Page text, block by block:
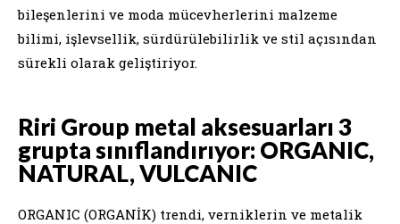
bileşenlerini ve moda mücevherlerini malzeme
bilimi, işlevsellik, sürdürülebilirlik ve stil açısından
sürekli olarak geliştiriyor.
Riri Group metal aksesuarları 3
grupta sınıflandırıyor: ORGANIC,
NATURAL, VULCANIC
ORGANIC (ORGANİK) trendi, verniklerin ve metalik